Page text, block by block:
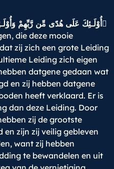
أُوْلَـئِكَ عَلَى هُدًى مِّن رَّبِّهِمْ وَأُوْلَـئِكَ هُمُ الْمُفْلِحُونَ ٌ
die deze mooie
zij zich een grote Leiding
Leiding zich eigen
datgene gedaan wat
en zij hebben datgene
heeft verklaard. Er is
dan deze Leiding. Door
zij de grootste
zijn zij veilig gebleven
want zij hebben
te bewandelen en uit